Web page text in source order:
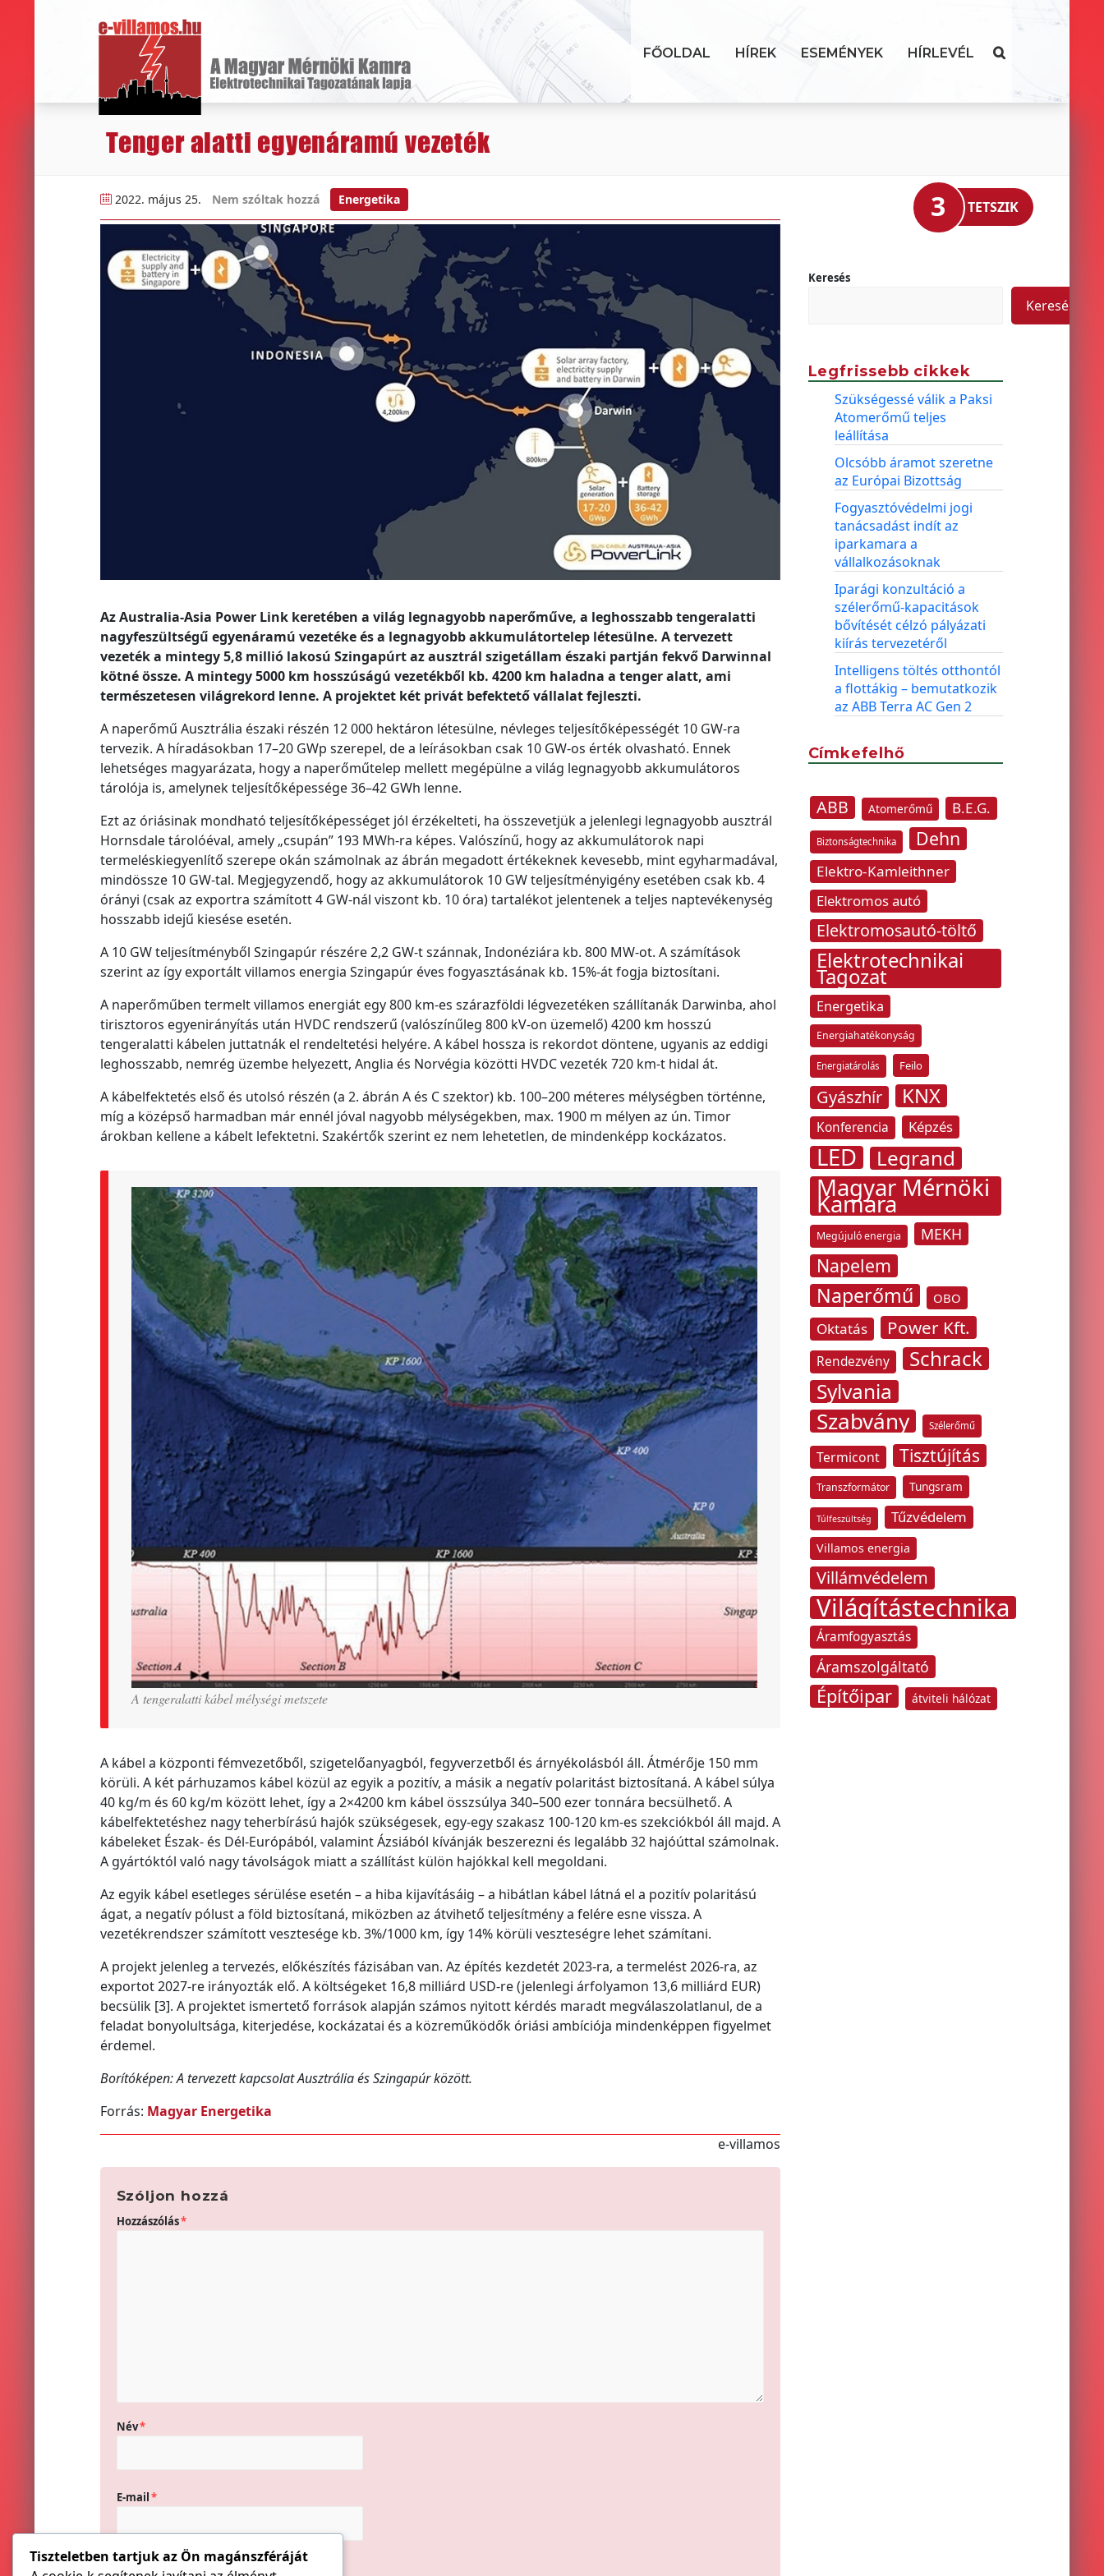
FŐOLDAL HÍREK ESEMÉNYEK HÍRLEVÉL
Tenger alatti egyenáramú vezeték
2022. május 25. Nem szóltak hozzá Energetika
Az Australia-Asia Power Link keretében a világ legnagyobb naperőműve, a leghosszabb tengeralatti
nagyfeszültségű egyenáramú vezetéke és a legnagyobb akkumulátortelep létesülne. A tervezett
vezeték a mintegy 5,8 millió lakosú Szingapúrt az ausztrál szigetállam északi partján fekvő Darwinnal
kötné össze. A mintegy 5000 km hosszúságú vezetékből kb. 4200 km haladna a tenger alatt, ami
természetesen világrekord lenne. A projektet két privát befektető vállalat fejleszti.
A naperőmű Ausztrália északi részén 12 000 hektáron létesülne, névleges teljesítőképességét 10 GW-ra
tervezik. A híradásokban 17–20 GWp szerepel, de a leírásokban csak 10 GW-os érték olvasható. Ennek
lehetséges magyarázata, hogy a naperőműtelep mellett megépülne a világ legnagyobb akkumulátoros
tárolója is, amelynek teljesítőképessége 36–42 GWh lenne.
Ezt az óriásinak mondható teljesítőképességet jól érzékelteti, ha összevetjük a jelenlegi legnagyobb ausztrál
Hornsdale tárolóéval, amely „csupán” 193 MWh-ra képes. Valószínű, hogy az akkumulátorok napi
termeléskiegyenlítő szerepe okán számolnak az ábrán megadott értékeknek kevesebb, mint egyharmadával,
mindössze 10 GW-tal. Megjegyzendő, hogy az akkumulátorok 10 GW teljesítményigény esetében csak kb. 4
órányi (csak az exportra számított 4 GW-nál viszont kb. 10 óra) tartalékot jelentenek a teljes naptevékenység
hosszabb idejű kiesése esetén.
A 10 GW teljesítményből Szingapúr részére 2,2 GW-t szánnak, Indonéziára kb. 800 MW-ot. A számítások
szerint az így exportált villamos energia Szingapúr éves fogyasztásának kb. 15%-át fogja biztosítani.
A naperőműben termelt villamos energiát egy 800 km-es szárazföldi légvezetéken szállítanák Darwinba, ahol
tirisztoros egyenirányítás után HVDC rendszerű (valószínűleg 800 kV-on üzemelő) 4200 km hosszú
tengeralatti kábelen juttatnák el rendeltetési helyére. A kábel hossza is rekordot döntene, ugyanis az eddigi
leghosszabb, nemrég üzembe helyezett, Anglia és Norvégia közötti HVDC vezeték 720 km-t hidal át.
A kábelfektetés első és utolsó részén (a 2. ábrán A és C szektor) kb. 100–200 méteres mélységben történne,
míg a középső harmadban már ennél jóval nagyobb mélységekben, max. 1900 m mélyen az ún. Timor
árokban kellene a kábelt lefektetni. Szakértők szerint ez nem lehetetlen, de mindenképp kockázatos.
A tengeralatti kábel mélységi metszete
A kábel a központi fémvezetőből, szigetelőanyagból, fegyverzetből és árnyékolásból áll. Átmérője 150 mm
körüli. A két párhuzamos kábel közül az egyik a pozitív, a másik a negatív polaritást biztosítaná. A kábel súlya
40 kg/m és 60 kg/m között lehet, így a 2×4200 km kábel összsúlya 340–500 ezer tonnára becsülhető. A
kábelfektetéshez nagy teherbírású hajók szükségesek, egy-egy szakasz 100-120 km-es szekciókból áll majd. A
kábeleket Észak- és Dél-Európából, valamint Ázsiából kívánják beszerezni és legalább 32 hajóúttal számolnak.
A gyártóktól való nagy távolságok miatt a szállítást külön hajókkal kell megoldani.
Az egyik kábel esetleges sérülése esetén – a hiba kijavításáig – a hibátlan kábel látná el a pozitív polaritású
ágat, a negatív pólust a föld biztosítaná, miközben az átvihető teljesítmény a felére esne vissza. A
vezetékrendszer számított vesztesége kb. 3%/1000 km, így 14% körüli veszteségre lehet számítani.
A projekt jelenleg a tervezés, előkészítés fázisában van. Az építés kezdetét 2023-ra, a termelést 2026-ra, az
exportot 2027-re irányozták elő. A költségeket 16,8 milliárd USD-re (jelenlegi árfolyamon 13,6 milliárd EUR)
becsülik [3]. A projektet ismertető források alapján számos nyitott kérdés maradt megválaszolatlanul, de a
feladat bonyolultsága, kiterjedése, kockázatai és a közreműködők óriási ambíciója mindenképpen figyelmet
érdemel.
Borítóképen: A tervezett kapcsolat Ausztrália és Szingapúr között.
Forrás: Magyar Energetika
e-villamos
Szóljon hozzá
Hozzászólás*
Név*
E-mail*
Honlap
3 TETSZIK
Keresés
Keresés
Legfrissebb cikkek
Szükségessé válik a Paksi
Atomerőmű teljes
leállítása
Olcsóbb áramot szeretne
az Európai Bizottság
Fogyasztóvédelmi jogi
tanácsadást indít az
iparkamara a
vállalkozásoknak
Iparági konzultáció a
szélerőmű-kapacitások
bővítését célzó pályázati
kiírás tervezetéről
Intelligens töltés otthontól
a flottákig – bemutatkozik
az ABB Terra AC Gen 2
Címkefelhő
ABB Atomerőmű B.E.G.
Biztonságtechnika Dehn
Elektro-Kamleithner
Elektromos autó
Elektromosautó-töltő
Elektrotechnikai
Tagozat
Energetika
Energiahatékonyság
Energiatárolás Feilo
Gyászhír KNX
Konferencia Képzés
LED Legrand
Magyar Mérnöki
Kamara
Megújuló energia MEKH
Napelem
Naperőmű OBO
Oktatás Power Kft.
Rendezvény
Schrack
Sylvania
Szabvány Szélerőmű
Termicont Tisztújítás
Transzformátor Tungsram
Túlfeszültség Tűzvédelem
Villamos energia
Villámvédelem
Világítástechnika
Áramfogyasztás
Áramszolgáltató
Építőipar átviteli hálózat
Tiszteletben tartjuk az Ön magánszféráját